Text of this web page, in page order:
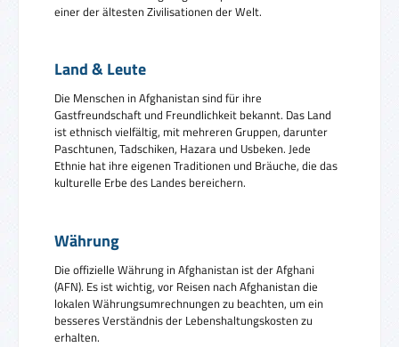
einer der ältesten Zivilisationen der Welt.
Land & Leute
Die Menschen in Afghanistan sind für ihre
Gastfreundschaft und Freundlichkeit bekannt. Das Land
ist ethnisch vielfältig, mit mehreren Gruppen, darunter
Paschtunen, Tadschiken, Hazara und Usbeken. Jede
Ethnie hat ihre eigenen Traditionen und Bräuche, die das
kulturelle Erbe des Landes bereichern.
Währung
Die offizielle Währung in Afghanistan ist der Afghani
(AFN). Es ist wichtig, vor Reisen nach Afghanistan die
lokalen Währungsumrechnungen zu beachten, um ein
besseres Verständnis der Lebenshaltungskosten zu
erhalten.